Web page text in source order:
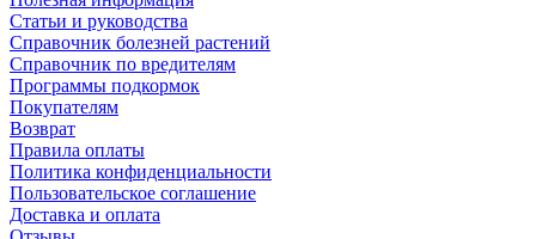
Статьи и руководства
Справочник болезней растений
Справочник по вредителям
Программы подкормок
Покупателям
Возврат
Правила оплаты
Политика конфиденциальности
Пользовательское соглашение
Доставка и оплата